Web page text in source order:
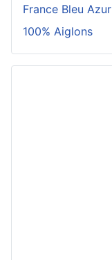
France Bleu Azur
100% Aiglons